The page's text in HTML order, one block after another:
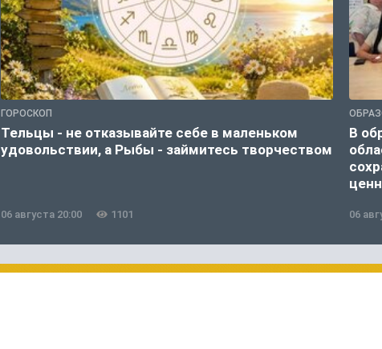
ГОРОСКОП
Тельцы - не отказывайте себе в маленьком
удовольствии, а Рыбы - займитесь творчеством
06 августа 20:00 1101
В
06